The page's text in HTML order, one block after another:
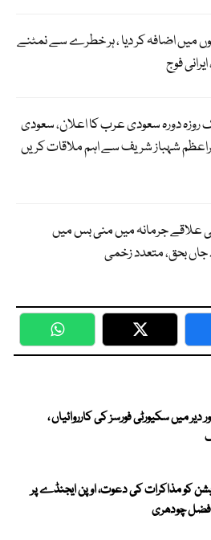
میں اضافہ کر دیا ، ہر خطرے سے نمٹنے
فوج
روزہ دورہ سعودی عرب کا اعلان، سعودی
شہباز شریف سے اہم ملاقات کریں
علاقے جرمانہ میں منی بس میں
WhatsApp Twitter
دیر میں سکیورٹی فورسز کی کارروائیاں ،
کو مذاکرات کی دعوت، اوپن ایجنڈے پر
فضل چودھری